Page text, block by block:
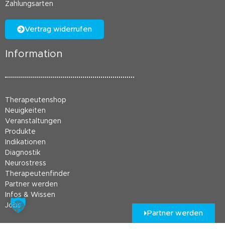
Zahlungsarten
Vertrag widerrufen
Information
Therapeutenshop
Neuigkeiten
Veranstaltungen
Produkte
Indikationen
Diagnostik
Neurostress
Therapeutenfinder
Partner werden
Infos & Wissen
Jobs
Partner werden